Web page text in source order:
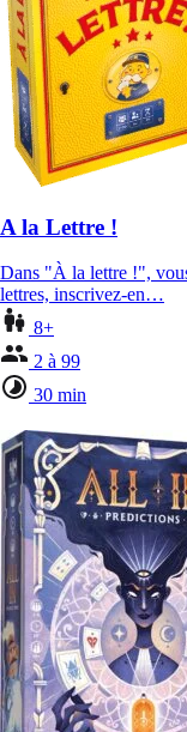
A la Lettre !
Dans "À la lettre !",
lettres, inscrivez-en…
8+
2 à 99
30 min